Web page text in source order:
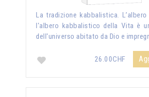
La tradizione kabbalistica.
l'albero kabbalistico della Vita è
dell'universo abitato da Dio e
26.00CHF